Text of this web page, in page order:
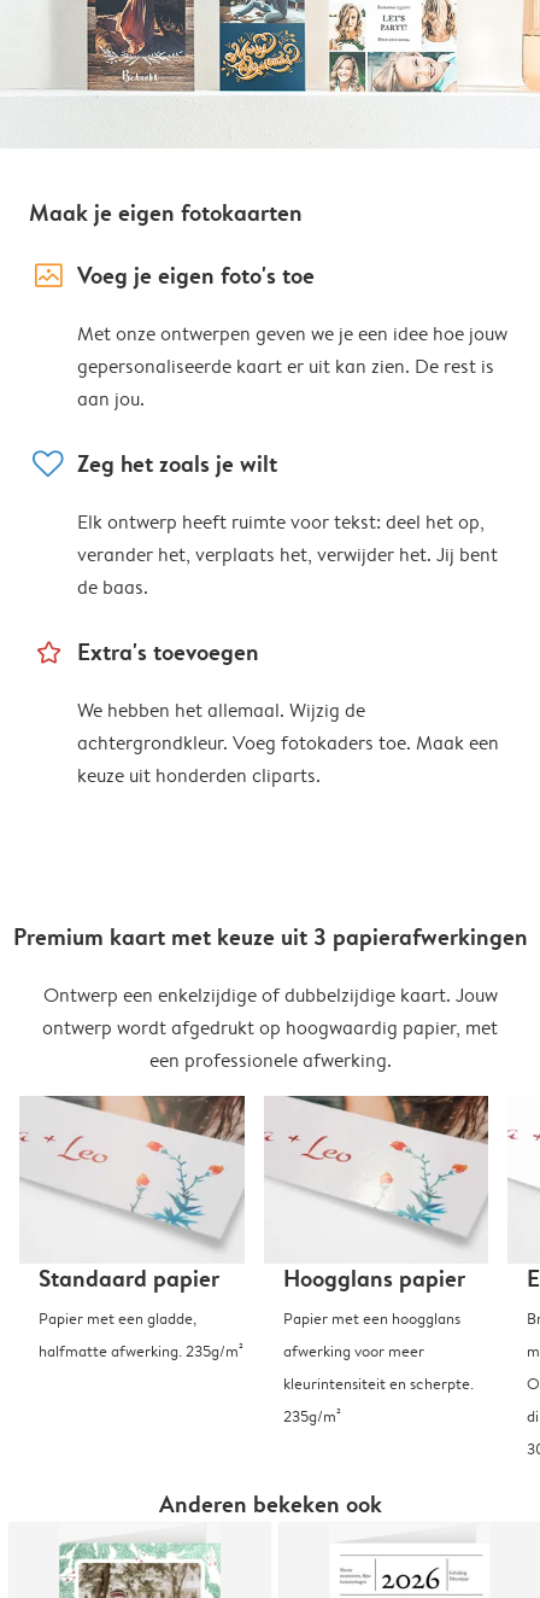
Maak je eigen fotokaarten
image_placeholder Voeg je eigen foto's toe
Met onze ontwerpen geven we je een idee hoe jouw
gepersonaliseerde kaart er uit kan zien. De rest is
aan jou.
heart Zeg het zoals je wilt
Elk ontwerp heeft ruimte voor tekst: deel het op,
verander het, verplaats het, verwijder het. Jij bent
de baas.
star_outline Extra's toevoegen
We hebben het allemaal. Wijzig de
achtergrondkleur. Voeg fotokaders toe. Maak een
keuze uit honderden cliparts.
Premium kaart met keuze uit 3 papierafwerkingen
Ontwerp een enkelzijdige of dubbelzijdige kaart. Jouw
ontwerp wordt afgedrukt op hoogwaardig papier, met
een professionele afwerking.
Standaard papier
Papier met een gladde,
halfmatte afwerking. 235g/m²
Hoogglans papier
Papier met een hoogglans
afwerking voor meer
kleurintensiteit en scherpte.
235g/m²
Anderen bekeken ook